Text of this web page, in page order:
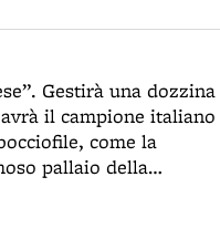
Gestirà una dozzina
il campione italiano
come la
pallaio della
via Rialto, che vide le